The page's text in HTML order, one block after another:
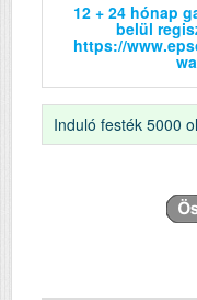
12 + 24 hónap
belül
https://
Induló festék 5000